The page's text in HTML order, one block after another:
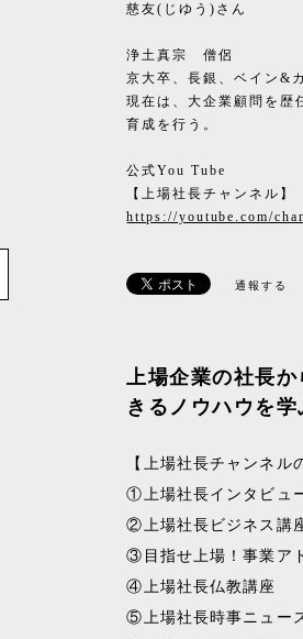
慈友(じゆう)さん
浄土真宗 僧侶
京大卒、長銀、ベイン&
現在は、大企業顧問を歴
育成を行う。
公式You Tube
【上場社長チャンネル】
https://youtube.com/
通報する
上場企業の社長
きるノウハウを学
【上場社長チャンネル
①上場社長インタビュ
②上場社長ビジネス講
③目指せ上場！事業ア
④上場社長仏教講座
⑤上場社長時事ニュー